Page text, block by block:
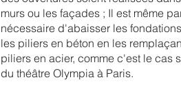
murs ou les façades ; Il est même
nécessaire d'abaisser les
les piliers en béton en les
piliers en acier, comme c'est le cas
du théâtre Olympia à Paris.